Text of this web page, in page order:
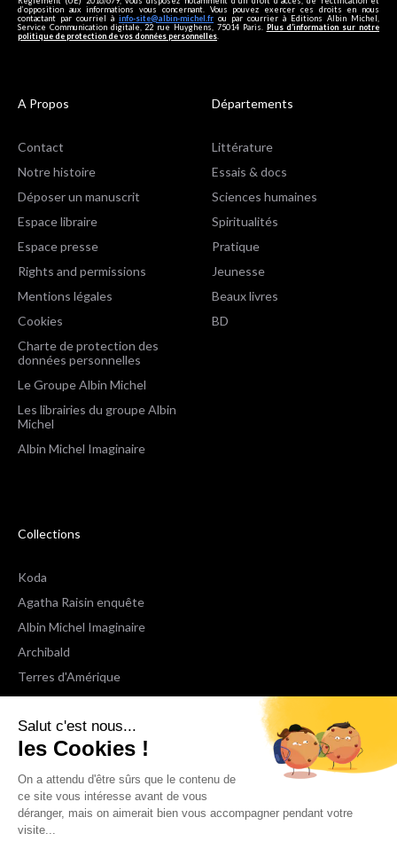
Salut c'est nous...
les Cookies !
On a attendu d'être sûrs que le contenu de
ce site vous intéresse avant de vous
déranger, mais on aimerait bien vous accompagner pendant votre
visite...
d’opposition aux informations vous concernant. Vous pouvez exercer ces droits en nous
contactant par courriel à info-site@albin-michel.fr ou par courrier à Editions Albin Michel,
Service Communication digitale, 22 rue Huyghens, 75014 Paris. Plus d’information sur notre
politique de protection de vos données personnelles
A Propos
Contact
Notre histoire
Déposer un manuscrit
Espace libraire
Espace presse
Rights and permissions
Mentions légales
Cookies
Charte de protection des
données personnelles
Le Groupe Albin Michel
Les librairies du groupe Albin
Michel
Albin Michel Imaginaire
Départements
Littérature
Essais & docs
Sciences humaines
Spiritualités
Pratique
Jeunesse
Beaux livres
BD
Collections
Koda
Agatha Raisin enquête
Albin Michel Imaginaire
Archibald
Terres d'Amérique
Espaces Libres Poche
NOX
Wiz
Voir toutes les collections
Nous suivre